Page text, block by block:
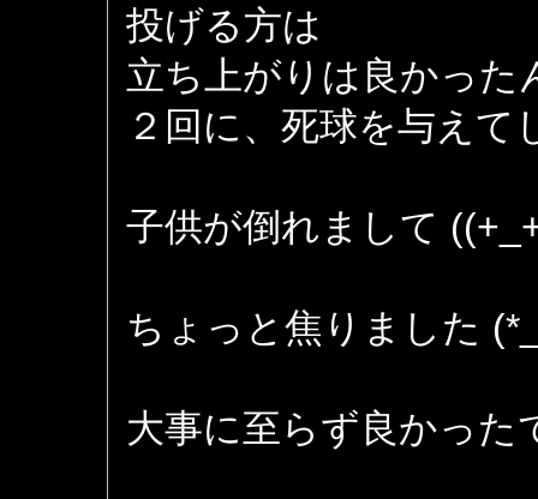
投げる方は
立ち上がりは良かった
２回に、死球を与えて
子供が倒れまして
ちょっと焦りました
大事に至らず良かった